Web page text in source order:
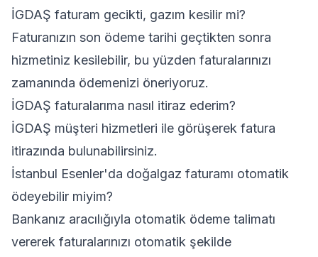
İGDAŞ faturam gecikti, gazım kesilir mi?
Faturanızın son ödeme tarihi geçtikten sonra
hizmetiniz kesilebilir, bu yüzden faturalarınızı
zamanında ödemenizi öneriyoruz.
İGDAŞ faturalarıma nasıl itiraz ederim?
İGDAŞ müşteri hizmetleri ile görüşerek fatura
itirazında bulunabilirsiniz.
İstanbul Esenler'da doğalgaz faturamı otomatik
ödeyebilir miyim?
Bankanız aracılığıyla otomatik ödeme talimatı
vererek faturalarınızı otomatik şekilde